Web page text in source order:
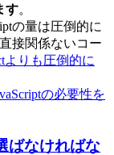
す。
の量は圧倒的に
接関係ないコー
よりも圧倒的に
の必要性を
ばなければな